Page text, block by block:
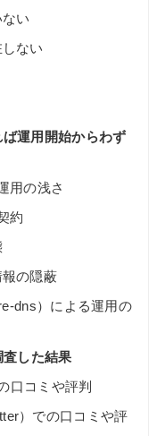
い
ない
運用開始からわず
用の浅さ
約
の隠蔽
dns）による運用の
した結果
口コミや評判
）での口コミや評